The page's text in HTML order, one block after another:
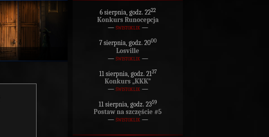
6 sierpnia, godz. 2222
Konkurs Runocepcja
— świstoklik—
7 sierpnia, godz. 2000
Losville
— świstoklik —
11 sierpnia, godz. 2137
Konkurs „KKK”
— świstoklik —
11 sierpnia, godz. 2359
Postaw na szczęście #5
— świstoklik—